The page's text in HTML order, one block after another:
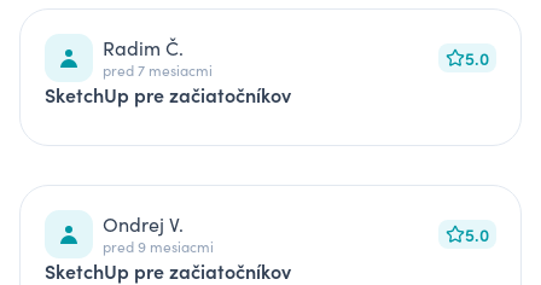
Radim Č.
pred 7 mesiacmi 5.0
SketchUp pre začiatočníkov
Ondrej V.
pred 9 mesiacmi 5.0
SketchUp pre začiatočníkov